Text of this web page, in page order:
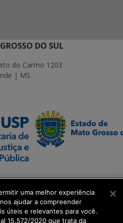
DO SUL
do Carmo 1203
| MS
uma melhor experiência
ajudar a compreender
úteis e relevantes para você.
15.572/2020 que trata da